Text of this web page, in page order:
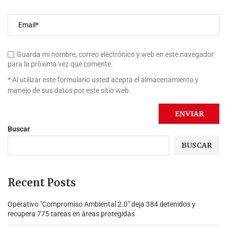
Guarda mi nombre, correo electrónico y web en este navegador
para la próxima vez que comente.
* Al utilizar este formulario usted acepta el almacenamiento y
manejo de sus datos por este sitio web.
Buscar
BUSCAR
Recent Posts
Operativo "Compromiso Ambiental 2.0″ deja 384 detenidos y
recupera 775 tareas en áreas protegidas